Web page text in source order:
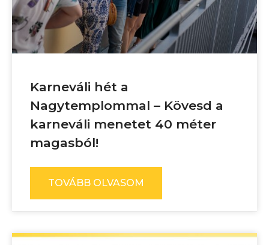
Karneváli hét a
Nagytemplommal – Kövesd a
karneváli menetet 40 méter
magasból!
TOVÁBB OLVASOM